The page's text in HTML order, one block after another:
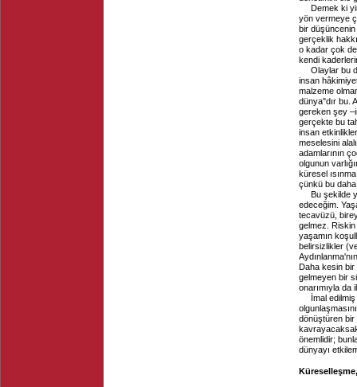
Demek ki
yön vermeye
bir
gerçeklik
o kadar çok
kendi
Olaylar bu
insan
malzeme
dünya"dır bu.
gereken şey
gerçekte bu
insan
meselesini
adamlarının
olgunun
küresel
çünkü bu
Bu şekilde
edeceğim.
tecavüzü,
gelmez.
yaşamın
belirsizlikler
Daha kesin bir
gelmeyen bir
onarımıyla da
İmal
dönüştüren bir
önemlidir;
dünyayı